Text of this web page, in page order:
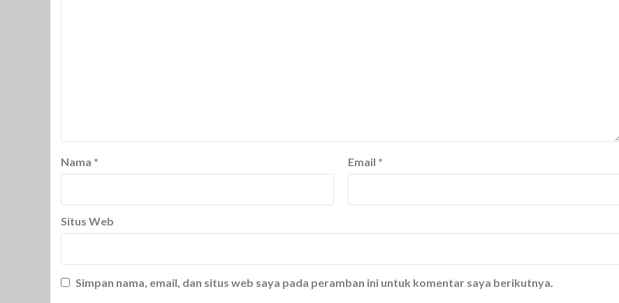
Nama * Email *
Situs Web
Simpan nama, email, dan situs web saya pada peramban ini untuk komentar saya berikutnya.